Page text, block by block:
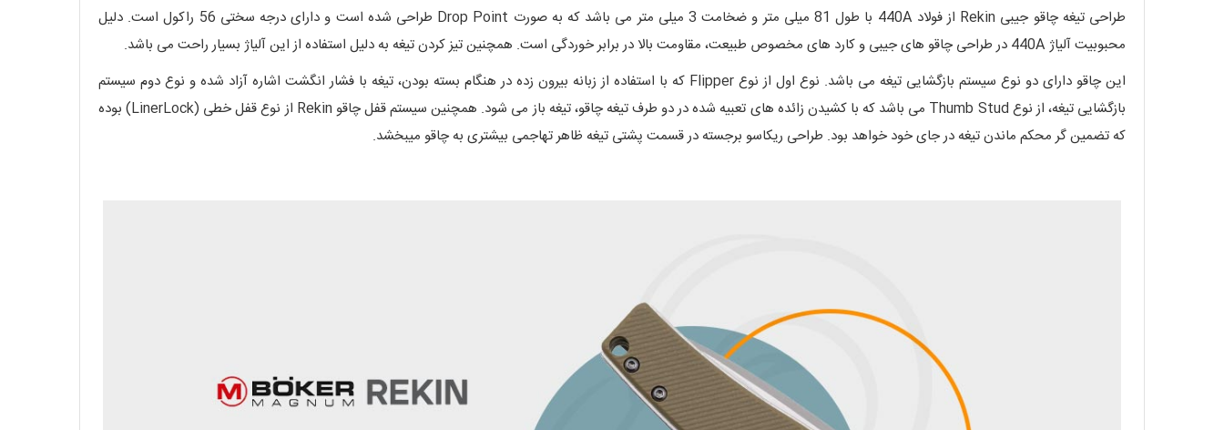
طراحی تیغه چاقو جیبی Rekin از فولاد 440A با طول 81 میلی متر و ضخامت 3 میلی متر می باشد که به صورت Drop Point طراحی شده است و دارای درجه سختی 56 راکول است. دلیل
محبوبیت آلیاژ 440A در طراحی چاقو های جیبی و کارد های مخصوص طبیعت، مقاومت بالا در برابر خوردگی است. همچنین تیز کردن تیغه به دلیل استفاده از این آلیاژ بسیار راحت می باشد.
این چاقو دارای دو نوع سیستم بازگشایی تیغه می باشد. نوع اول از نوع Flipper که با استفاده از زبانه بیرون زده در هنگام بسته بودن، تیغه با فشار انگشت اشاره آزاد شده و نوع دوم سیستم
بازگشایی تیغه، از نوع Thumb Stud می باشد که با کشیدن زائده های تعبیه شده در دو طرف تیغه چاقو، تیغه باز می شود. همچنین سیستم قفل چاقو Rekin از نوع قفل خطی (LinerLock) بوده
که تضمین گر محکم ماندن تیغه در جای خود خواهد بود. طراحی ریکاسو برجسته در قسمت پشتی تیغه ظاهر تهاجمی بیشتری به چاقو میبخشد.